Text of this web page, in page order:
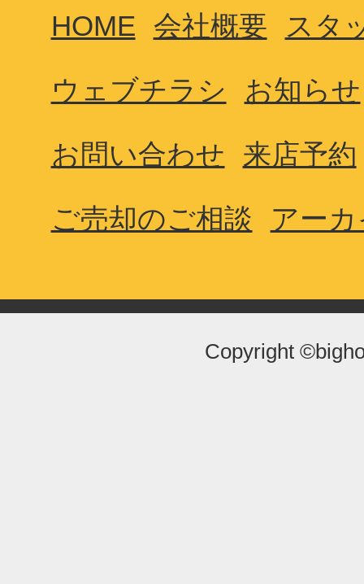
HOME 会社概要 スタ
ウェブチラシ お知らせ
お問い合わせ 来店予約
ご売却のご相談 アー
Copyright